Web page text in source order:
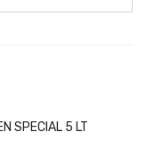
SPECIAL 5 LT